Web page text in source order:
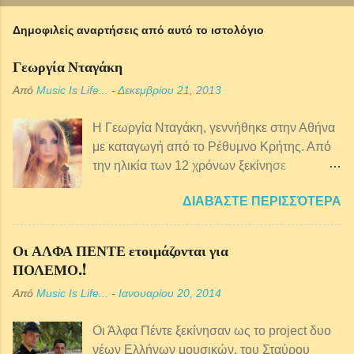
Δημοφιλείς αναρτήσεις από αυτό το ιστολόγιο
Γεωργία Νταγάκη
Από Music Is Life... -Δεκεμβρίου 21, 2013
Η Γεωργία Νταγάκη, γεννήθηκε στην Αθήνα
με καταγωγή από τo Ρέθυμνο Κρήτης. Από
την ηλικία των 12 χρόνων ξεκίνησε
ξεκίνησε πιάνο, φωνητική, θεωρία και
αρμονία της μουσικής. Από αρκετά μικρή
μουσική και έχει συνεργαστεί με πολλούς
ερμηνευτές της έντεχνης σκηνής, μια και το
πολλές και αξιόλογες συνεργασίες, με
ΔΙΑΒΆΣΤΕ ΠΕΡΙΣΣΌΤΕΡΑ
Οι ΑΛΦΑ ΠΕΝΤΕ ετοιμάζονται για
ΠΟΛΕΜΟ.!
Από Music Is Life... - Ιανουαρίου 20, 2014
Οι Άλφα Πέντε ξεκίνησαν ως το project δυο
νέων Ελλήνων μουσικών, του Σταύρου